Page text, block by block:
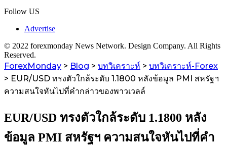
Follow US
Advertise
© 2022 forexmonday News Network. Design Company. All Rights
Reserved.
ForexMonday > Blog > บทวิเคราะห์ > บทวิเคราะห์-Forex
> EUR/USD ทรงตัวใกล้ระดับ 1.1800 หลังข้อมูล PMI สหรัฐฯ
ความสนใจหันไปที่คำกล่าวของพาวเวลล์
EUR/USD ทรงตัวใกล้ระดับ 1.1800 หลัง
ข้อมูล PMI สหรัฐฯ ความสนใจหันไปที่คำ